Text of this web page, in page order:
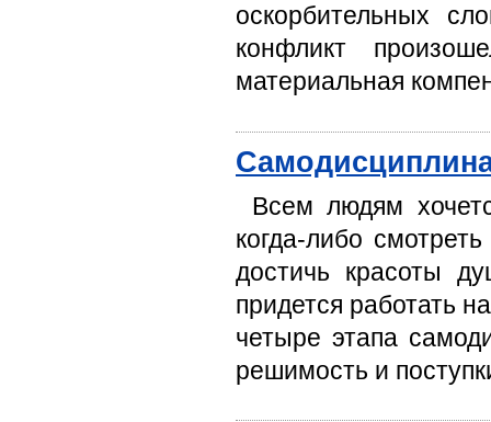
оскорбительных
конфликт
материальная
Всем людям
когда-либо
достичь красоты
придется работать
четыре этапа
решимость и